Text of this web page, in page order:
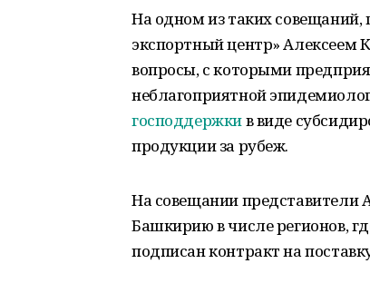
На одном из таких совещаний,
экспортный центр»
вопросы, с которыми
неблагоприятной
господдержкив виде
продукции за рубеж.
На совещании представители
Башкирию в числе регионов,
подписан контракт на